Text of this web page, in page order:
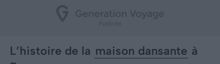
L’histoire de la maison dansante à